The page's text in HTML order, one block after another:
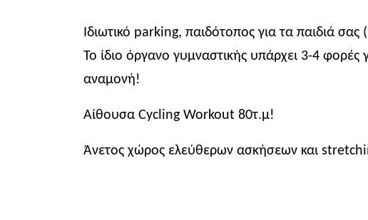
Ιδιωτικό parking, παιδότοπος για τα παιδιά
Το ίδιο όργανο γυμναστικής υπάρχει 3-4 φορές
αναμονή!
Αίθουσα Cycling Workout 80τ.μ!
Άνετος χώρος ελεύθερων ασκήσεων και